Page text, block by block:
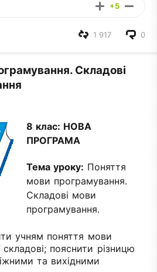
+5
0
1 917
Складові
8 клас: НОВА
ПРОГРАМА
Тема уроку: Поняття
мови програмування.
Складові мови
програмування.
учням поняття мови
складові; пояснити різницю
та вихідними